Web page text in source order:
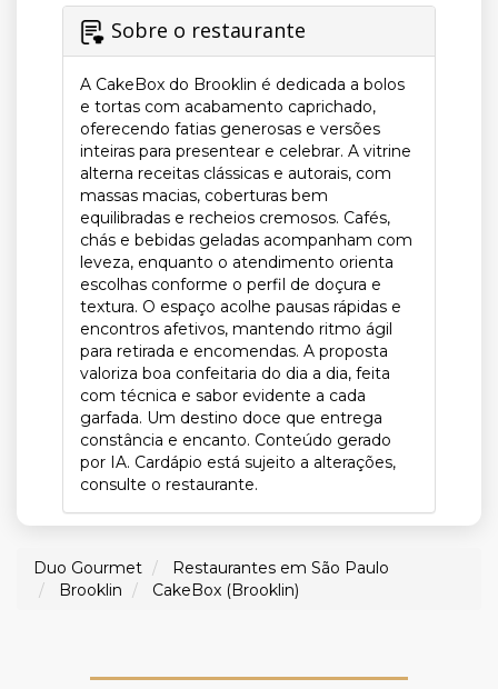
Sobre o restaurante
A CakeBox do Brooklin é dedicada a bolos
e tortas com acabamento caprichado,
oferecendo fatias generosas e versões
inteiras para presentear e celebrar. A vitrine
alterna receitas clássicas e autorais, com
massas macias, coberturas bem
equilibradas e recheios cremosos. Cafés,
chás e bebidas geladas acompanham com
leveza, enquanto o atendimento orienta
escolhas conforme o perfil de doçura e
textura. O espaço acolhe pausas rápidas e
encontros afetivos, mantendo ritmo ágil
para retirada e encomendas. A proposta
valoriza boa confeitaria do dia a dia, feita
com técnica e sabor evidente a cada
garfada. Um destino doce que entrega
constância e encanto. Conteúdo gerado
por IA. Cardápio está sujeito a alterações,
consulte o restaurante.
Duo Gourmet
Restaurantes em São Paulo
Brooklin
CakeBox (Brooklin)